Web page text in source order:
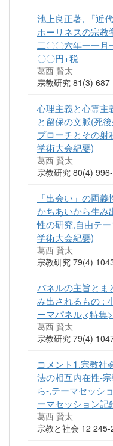
池上良正著, 『近
ホーリネスの宗教
二〇〇六年一一月
〇〇円+税
葛西 賢太
宗教研究 81(3)
心理主義と心霊主
と留保の文脈(死
プローチとその射
学術大会紀要)
葛西 賢太
宗教研究 80(4)
「出会い」の両
かちあいから生み
性の研究,自由テ
学術大会紀要)
葛西 賢太
宗教研究 79(4)
パネルの主旨とま
み出されるもの :
ーマパネル,<特集
葛西 賢太
宗教研究 79(4)
コメント1.宗教社
法の相互内在性-
ら-,テーマセッシ
ーマセッション記
葛西 賢太
宗教と社会 12